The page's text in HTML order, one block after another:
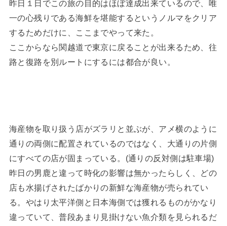
昨日１日でこの旅の目的はほぼ達成出来ているので、唯
一の心残りである海鮮を堪能するというノルマをクリア
するためだけに、ここまでやって来た。
ここからなら関越道で東京に戻ることが出来るため、往
路と復路を別ルートにするには都合が良い。
海産物を取り扱う店がズラリと並ぶが、アメ横のように
通りの両側に配置されているのではなく、大通りの片側
にすべての店が固まっている。(通りの反対側は駐車場)
昨日の男鹿と違って時化の影響は無かったらしく、どの
店も水揚げされたばかりの新鮮な海産物が売られてい
る。やはり太平洋側と日本海側では獲れるものがかなり
違っていて、普段あまり見掛けない魚介類を見られるだ